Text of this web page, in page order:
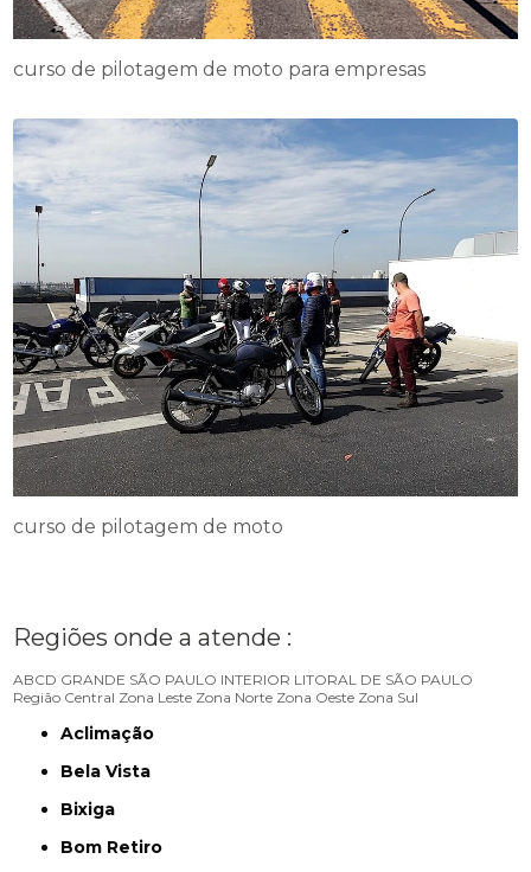
curso de pilotagem de moto para empresas
curso de pilotagem de moto
Regiões onde a atende :
ABCD GRANDE SÃO PAULO INTERIOR LITORAL DE SÃO PAULO
Região Central Zona Leste Zona Norte Zona Oeste Zona Sul
Aclimação
Bela Vista
Bixiga
Bom Retiro